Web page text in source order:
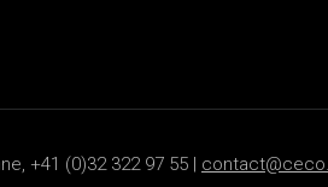
+41 (0)32 322 97 55 |